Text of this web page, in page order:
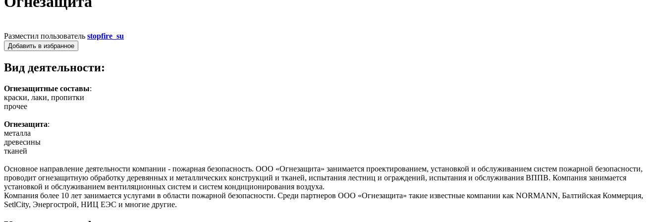
Разместил пользователь stopfire_su
Добавить в избранное
Вид деятельности:
Огнезащитные составы:
краски, лаки, пропитки
прочее
Огнезащита:
металла
древесины
тканей
Основное направление деятельности компании - пожарная безопасность. ООО «Огнезащита» занимается проектированием, установкой и обслуживанием систем пожарной безопасности,
проводит огнезащитную обработку деревянных и металлических конструкций и тканей, испытания лестниц и ограждений, испытания и обслуживания ВППВ. Компания занимается
установкой и обслуживанием вентиляционных систем и систем кондиционирования воздуха.
Компания более 10 лет занимается услугами в области пожарной безопасности. Среди партнеров ООО «Огнезащита» такие известные компании как NORMANN, Балтийская Коммерция,
SetlCity, Энергострой, НИЦ ЕЭС и многие другие.